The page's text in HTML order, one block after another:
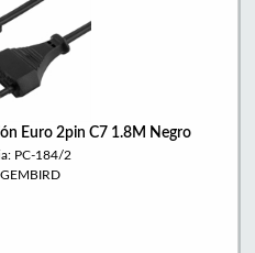
Euro 2pin C7 1.8M Negro
PC-184/2